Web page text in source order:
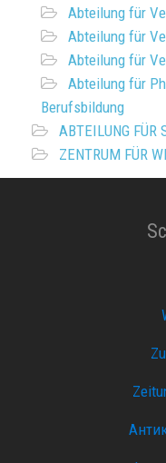
Abteilung für
Abteilung für
Abteilung für
Abteilung für
Berufsbildung
ABTEILUNG FÜR
ZENTRUM FÜR